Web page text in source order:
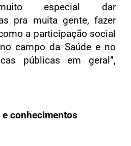
especial dar
pra muita gente, fazer
a participação social
campo da Saúde e no
públicas em geral”,
conhecimentos